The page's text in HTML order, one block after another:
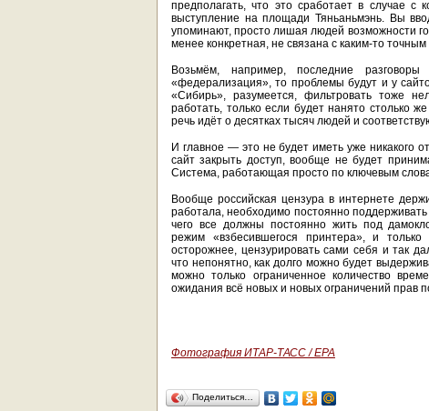
предполагать, что это сработает в случае с
выступление на площади Тяньаньмэнь. Вы
упоминают, просто лишая людей возможности
менее конкретная, не связана с каким-то
Возьмём, например, последние
«федерализация», то проблемы будут и у
«Сибирь», разумеется, фильтровать тоже
работать, только если будет нанято столько
речь идёт о десятках тысяч людей и
И главное — это не будет иметь уже никакого
сайт закрыть доступ, вообще не будет
Система, работающая просто по ключевым
Вообще российская цензура в интернете
работала, необходимо постоянно
чего все должны постоянно жить под
режим «взбесившегося принтера», и
осторожнее, цензурировать сами себя и так
что непонятно, как долго можно будет
можно только ограниченное количество
ожидания всё новых и новых ограничений прав
Фотография ИТАР-ТАСС / ЕРА
Поделиться…